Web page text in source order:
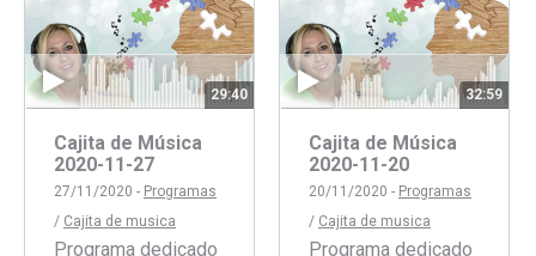
29:40
Cajita de Música
2020-11-27
27/11/2020 - Programas
/ Cajita de musica
Programa dedicado
32:59
Cajita de Música
2020-11-20
20/11/2020 - Programas
/ Cajita de musica
Programa dedicado